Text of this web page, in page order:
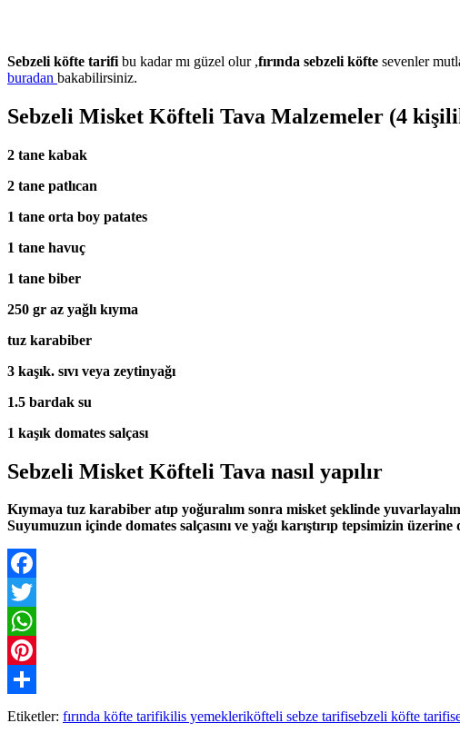
Sebzeli köfte tarifi bu kadar mı güzel olur ,fırında sebzeli köfte sevenler
buradan bakabilirsiniz.
Sebzeli Misket Köfteli Tava Malzemeler (4
2 tane kabak
2 tane patlıcan
1 tane orta boy patates
1 tane havuç
1 tane biber
250 gr az yağlı kıyma
tuz karabiber
3 kaşık. sıvı veya zeytinyağı
1.5 bardak su
1 kaşık domates salçası
Sebzeli Misket Köfteli Tava nasıl yapılır
Kıymaya tuz karabiber atıp yoğuralım sonra misket şeklinde
Suyumuzun içinde domates salçasını ve yağı karıştırıp tepsimizin
Facebook
Twitter
WhatsApp
Pinterest
Paylaş
Etiketler: fırında köfte tarifikilis yemekleriköfteli sebze tarifisebzeli köfte tarifi